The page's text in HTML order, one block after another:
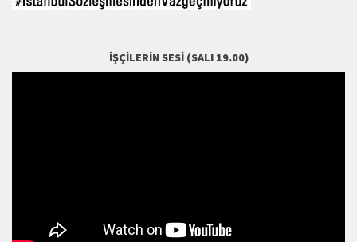
İŞÇILERIN SESI (SALI 19.00)